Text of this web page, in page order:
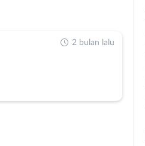
2 bulan lalu